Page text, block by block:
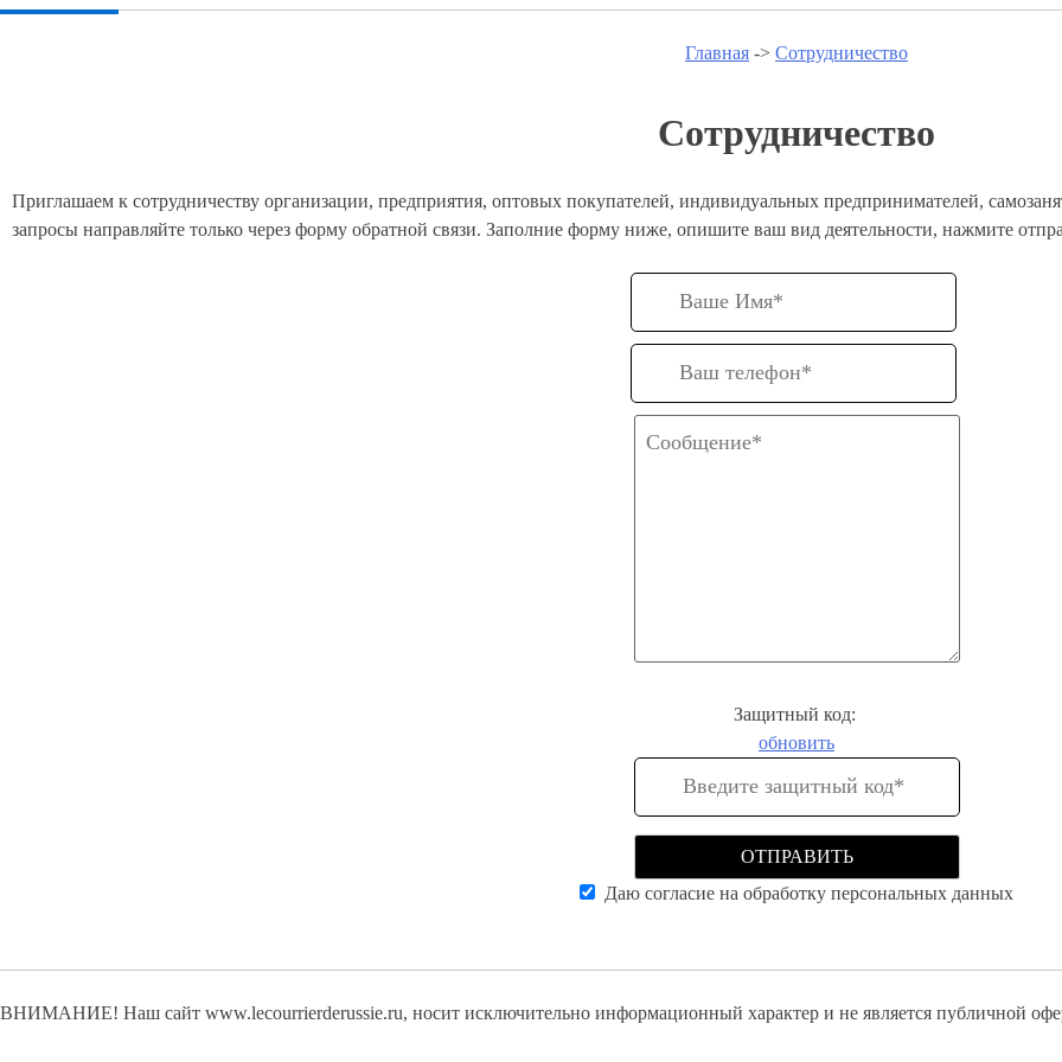
Главная -> Сотрудничество
Сотрудничество
Приглашаем к сотрудничеству организации, предприятия, оптовых покупателей, индивидуальных предпринимателей,
запросы направляйте только через форму обратной связи. Заполние форму ниже, опишите ваш вид деятельности, нажмите
Защитный код:
обновить
Даю согласие на обработку персональных данных
ВНИМАНИЕ! Наш сайт www.lecourrierderussie.ru, носит исключительно информационный характер и не является публичной